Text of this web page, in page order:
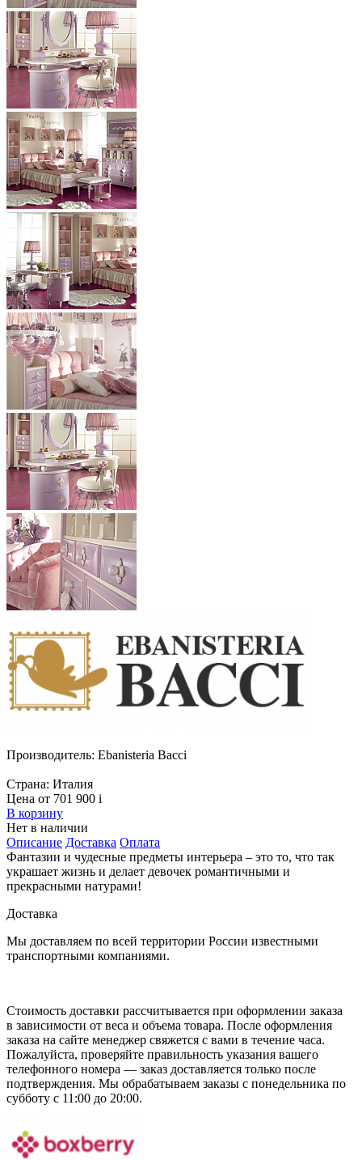
Производитель: Ebanisteria Bacci
Страна: Италия
Цена от 701 900 i
В корзину
Нет в наличии
Описание Доставка Оплата
Фантазии и чудесные предметы интерьера – это то, что так
украшает жизнь и делает девочек романтичными и
прекрасными натурами!
Доставка
Мы доставляем по всей территории России известными
транспортными компаниями.
Стоимость доставки рассчитывается при оформлении заказа
в зависимости от веса и объема товара. После оформления
заказа на сайте менеджер свяжется с вами в течение часа.
Пожалуйста, проверяйте правильность указания вашего
телефонного номера — заказ доставляется только после
подтверждения. Мы обрабатываем заказы с понедельника по
субботу с 11:00 до 20:00.